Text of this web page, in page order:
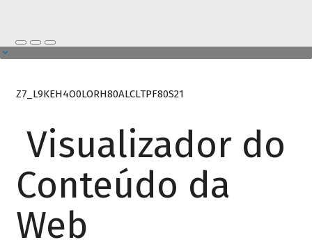
Z7_L9KEH4O0LORH80ALCLTPF80S21
Visualizador do
Conteúdo da
Web